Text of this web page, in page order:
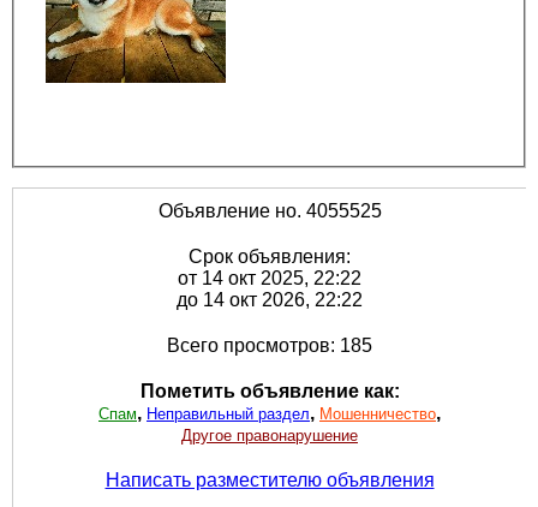
Объявление но. 4055525
Срок объявления:
от 14 окт 2025, 22:22
до 14 окт 2026, 22:22
Всего просмотров: 185
Пометить объявление как:
Спам, Неправильный раздел, Мошенничество,
Другое правонарушение
Написать разместителю объявления